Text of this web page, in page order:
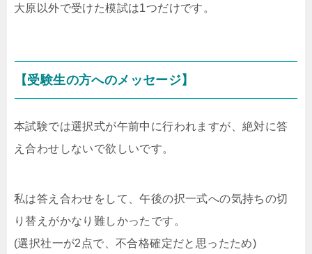
大原以外で受けた模試は1つだけです。
【受験生の方へのメッセージ】
本試験では選択式が午前中に行われますが、絶対に答
え合わせしないで欲しいです。
私は答え合わせをして、午後の択一式への気持ちの切
り替えがかなり難しかったです。
(選択社一が2点で、不合格確定だと思ったため)